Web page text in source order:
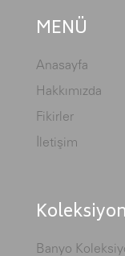
MENÜ
Anasayfa
Hakkımızda
Fikirler
İletişim
Banyo